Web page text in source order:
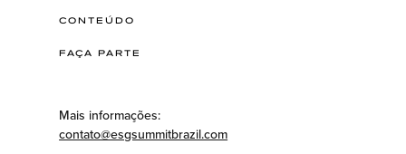
CONTEÚDO
FAÇA PARTE
Mais informações:
contato@esgsummitbrazil.com